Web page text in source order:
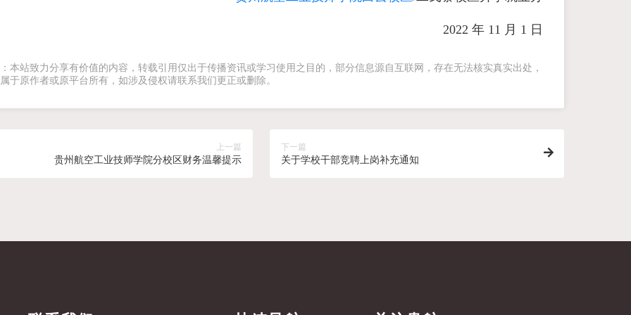
2022 年 11 月 1 日
本站致力分享有价值的内容，转载引用仅出于传播资讯或学习使用之目的，部分信息源自互联网，存在无法核实真实出处，
于原作者或原平台所有，如涉及侵权请联系我们更正或删除。
上一篇
贵州航空工业技师学院分校区财务温馨提示
下一篇
关于学校干部竞聘上岗补充通知